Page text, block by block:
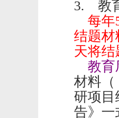
3.
教
每年
结题材
天将
教育
材料（
研项目
告》一